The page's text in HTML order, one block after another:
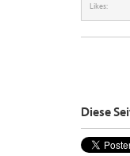
Likes:
Diese